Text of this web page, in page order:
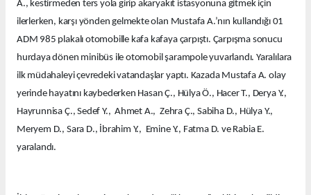
A., kestirmeden ters yola girip akaryakıt istasyonuna gitmek için
ilerlerken, karşı yönden gelmekte olan Mustafa A.’nın kullandığı 01
ADM 985 plakalı otomobille kafa kafaya çarpıştı. Çarpışma sonucu
hurdaya dönen minibüs ile otomobil şarampole yuvarlandı. Yaralılara
ilk müdahaleyi çevredeki vatandaşlar yaptı. Kazada Mustafa A. olay
yerinde hayatını kaybederken Hasan Ç., Hülya Ö., Hacer T., Derya Y.,
Hayrunnisa Ç., Sedef Y., Ahmet A., Zehra Ç., Sabiha D., Hülya Y.,
Meryem D., Sara D., İbrahim Y., Emine Y., Fatma D. ve Rabia E.
yaralandı.